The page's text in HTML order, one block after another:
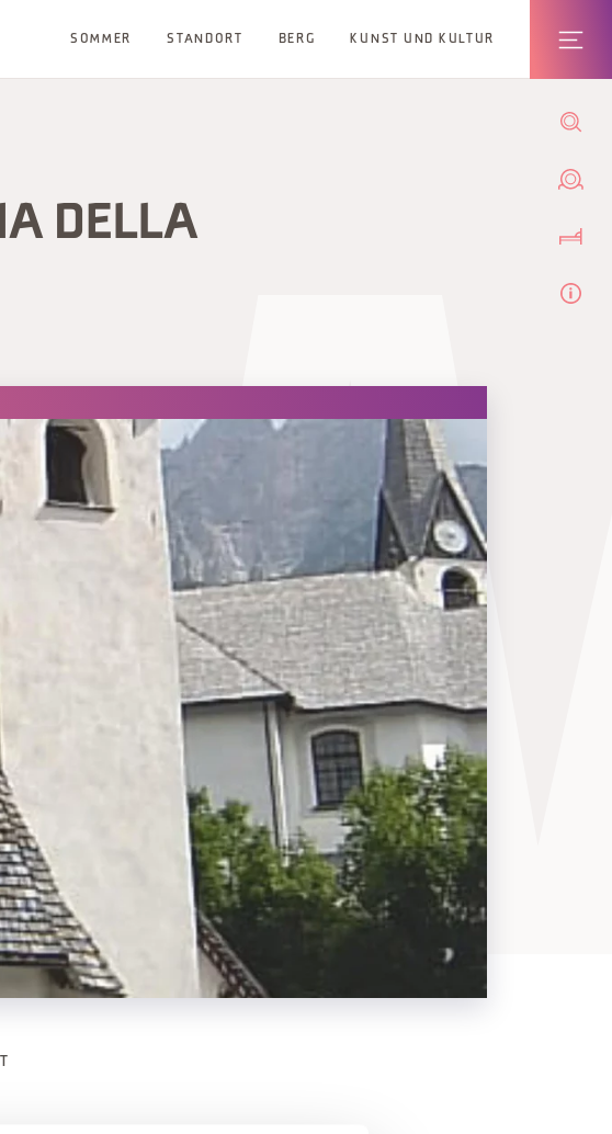
SOMMER STANDORT BERG KUNST UND KULTUR
DELLA